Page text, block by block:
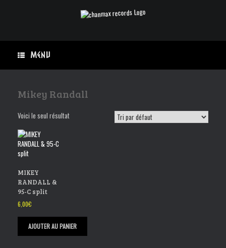
Menu
Mikey Randall
Voici le seul résultat
MIKEY
RANDALL &
95-C split
6,00€
AJOUTER AU PANIER